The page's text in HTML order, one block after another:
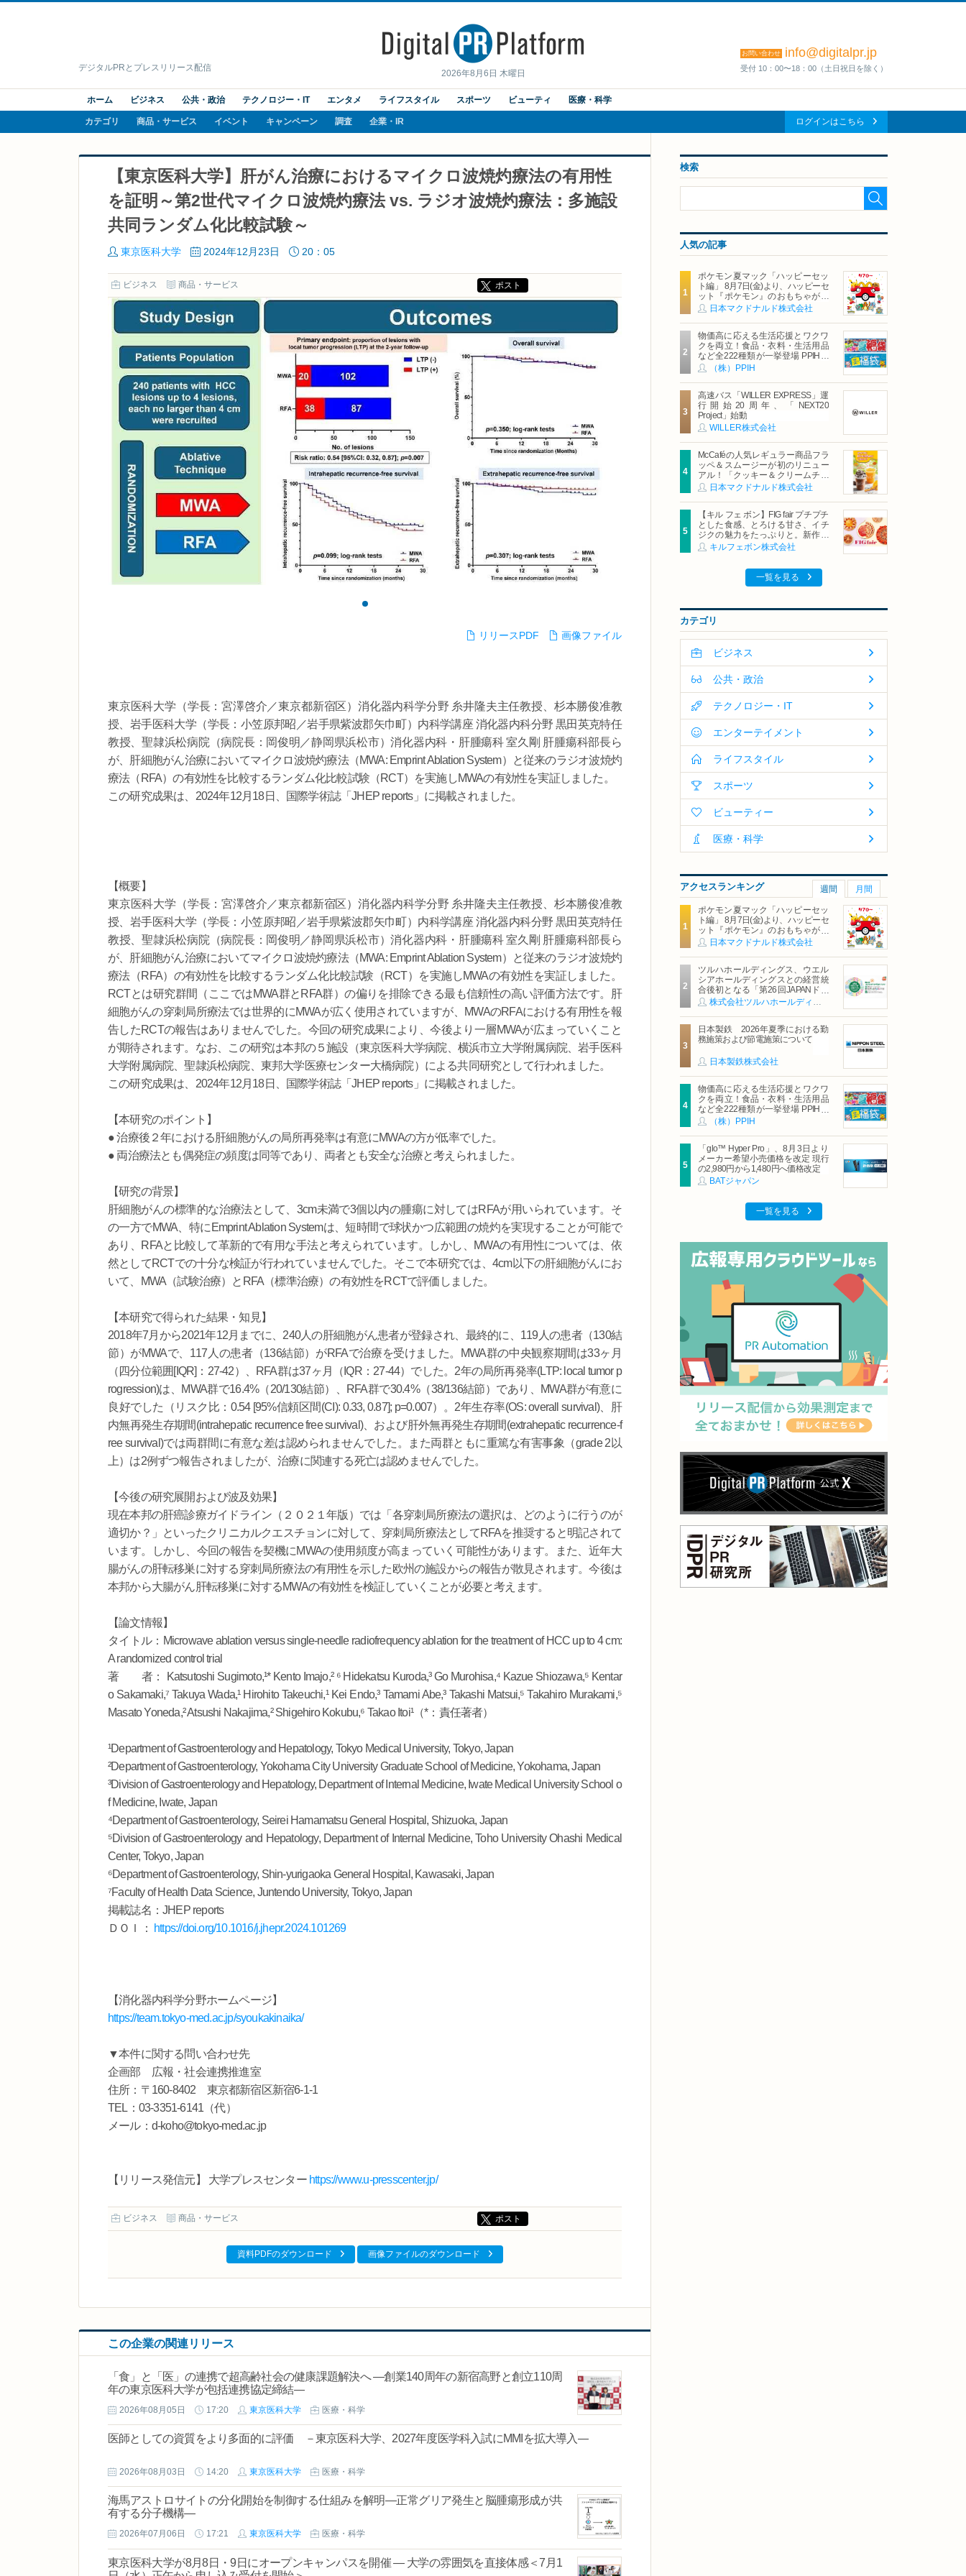
2026年8月6日 木曜日
デジタルPRとプレスリリース配信
お問い合わせ info@digitalpr.jp
受付 10：00〜18：00（土日祝日を除く）
ホーム ビジネス 公共・政治 テクノロジー・IT エンタメ ライフスタイル スポーツ ビューティ 医療・科学
カテゴリ 商品・サービス イベント キャンペーン 調査 企業・IR ログインはこちら
【東京医科大学】肝がん治療におけるマイクロ波焼灼療法の有用性
を証明～第2世代マイクロ波焼灼療法 vs. ラジオ波焼灼療法：多施設
共同ランダム化比較試験～
東京医科大学 2024年12月23日 20：05
ビジネス 商品・サービス ポスト
リリースPDF 画像ファイル
東京医科大学（学長：宮澤啓介／東京都新宿区）消化器内科学分野 糸井隆夫主任教授、杉本勝俊准教
授、岩手医科大学（学長：小笠原邦昭／岩手県紫波郡矢巾町）内科学講座 消化器内科分野 黒田英克特任
教授、聖隷浜松病院（病院長：岡俊明／静岡県浜松市）消化器内科・肝腫瘍科 室久剛 肝腫瘍科部長ら
が、肝細胞がん治療においてマイクロ波焼灼療法（MWA: Emprint Ablation System）と従来のラジオ波焼灼
療法（RFA）の有効性を比較するランダム化比較試験（RCT）を実施しMWAの有効性を実証しました。
この研究成果は、2024年12月18日、国際学術誌「JHEP reports」に掲載されました。
【概要】
東京医科大学（学長：宮澤啓介／東京都新宿区）消化器内科学分野 糸井隆夫主任教授、杉本勝俊准教
授、岩手医科大学（学長：小笠原邦昭／岩手県紫波郡矢巾町）内科学講座 消化器内科分野 黒田英克特任
教授、聖隷浜松病院（病院長：岡俊明／静岡県浜松市）消化器内科・肝腫瘍科 室久剛 肝腫瘍科部長ら
が、肝細胞がん治療においてマイクロ波焼灼療法（MWA: Emprint Ablation System）と従来のラジオ波焼灼
療法（RFA）の有効性を比較するランダム化比較試験（RCT）を実施しMWAの有効性を実証しました。
RCTとは研究群間（ここではMWA群とRFA群）の偏りを排除できる最も信頼性の高い評価方法です。肝
細胞がんの穿刺局所療法では世界的にMWAが広く使用されていますが、MWAのRFAにおける有用性を報
告したRCTの報告はありませんでした。今回の研究成果により、今後より一層MWAが広まっていくこと
が期待されます。なお、この研究は本邦の５施設（東京医科大学病院、横浜市立大学附属病院、岩手医科
大学附属病院、聖隷浜松病院、東邦大学医療センター大橋病院）による共同研究として行われました。
この研究成果は、2024年12月18日、国際学術誌「JHEP reports」に掲載されました。
【本研究のポイント】
● 治療後２年における肝細胞がんの局所再発率は有意にMWAの方が低率でした。
● 両治療法とも偶発症の頻度は同等であり、両者とも安全な治療と考えられました。
【研究の背景】
肝細胞がんの標準的な治療法として、3cm未満で3個以内の腫瘍に対してはRFAが用いられています。そ
の一方でMWA、特にEmprint Ablation Systemは、短時間で球状かつ広範囲の焼灼を実現することが可能で
あり、RFAと比較して革新的で有用な手法と考えられています。しかし、MWAの有用性については、依
然としてRCTでの十分な検証が行われていませんでした。そこで本研究では、4cm以下の肝細胞がんにお
いて、MWA（試験治療）とRFA（標準治療）の有効性をRCTで評価しました。
【本研究で得られた結果・知見】
2018年7月から2021年12月までに、240人の肝細胞がん患者が登録され、最終的に、119人の患者（130結
節）がMWAで、117人の患者（136結節）がRFAで治療を受けました。MWA群の中央観察期間は33ヶ月
（四分位範囲[IQR]：27-42）、RFA群は37ヶ月（IQR：27-44）でした。2年の局所再発率(LTP: local tumor p
rogression)は、MWA群で16.4%（20/130結節）、RFA群で30.4%（38/136結節）であり、MWA群が有意に
良好でした（リスク比：0.54 [95%信頼区間(CI): 0.33, 0.87]; p=0.007）。2年生存率(OS: overall survival)、肝
内無再発生存期間(intrahepatic recurrence free survival)、および肝外無再発生存期間(extrahepatic recurrence-f
ree survival)では両群間に有意な差は認められませんでした。また両群ともに重篤な有害事象（grade 2以
上）は2例ずつ報告されましたが、治療に関連する死亡は認めませんでした。
【今後の研究展開および波及効果】
現在本邦の肝癌診療ガイドライン（２０２１年版）では「各穿刺局所療法の選択は、どのように行うのが
適切か？」といったクリニカルクエスチョンに対して、穿刺局所療法としてRFAを推奨すると明記されて
います。しかし、今回の報告を契機にMWAの使用頻度が高まっていく可能性があります。また、近年大
腸がんの肝転移巣に対する穿刺局所療法の有用性を示した欧州の施設からの報告が散見されます。今後は
本邦から大腸がん肝転移巣に対するMWAの有効性を検証していくことが必要と考えます。
【論文情報】
タイトル：Microwave ablation versus single-needle radiofrequency ablation for the treatment of HCC up to 4 cm:
A randomized control trial
著 者： Katsutoshi Sugimoto,¹* Kento Imajo,² ⁶ Hidekatsu Kuroda,³ Go Murohisa,⁴ Kazue Shiozawa,⁵ Kentar
o Sakamaki,⁷ Takuya Wada,¹ Hirohito Takeuchi,¹ Kei Endo,³ Tamami Abe,³ Takashi Matsui,⁵ Takahiro Murakami,⁵
Masato Yoneda,² Atsushi Nakajima,² Shigehiro Kokubu,⁶ Takao Itoi¹（*：責任著者）
¹Department of Gastroenterology and Hepatology, Tokyo Medical University, Tokyo, Japan
²Department of Gastroenterology, Yokohama City University Graduate School of Medicine, Yokohama, Japan
³Division of Gastroenterology and Hepatology, Department of Internal Medicine, Iwate Medical University School o
f Medicine, Iwate, Japan
⁴Department of Gastroenterology, Seirei Hamamatsu General Hospital, Shizuoka, Japan
⁵Division of Gastroenterology and Hepatology, Department of Internal Medicine, Toho University Ohashi Medical
Center, Tokyo, Japan
⁶Department of Gastroenterology, Shin-yurigaoka General Hospital, Kawasaki, Japan
⁷Faculty of Health Data Science, Juntendo University, Tokyo, Japan
掲載誌名：JHEP reports
ＤＯＩ：
https://doi.org/10.1016/j.jhepr.2024.101269
【消化器内科学分野ホームページ】
https://team.tokyo-med.ac.jp/syoukakinaika/
▼本件に関する問い合わせ先
企画部 広報・社会連携推進室
住所：〒160-8402 東京都新宿区新宿6-1-1
TEL：03-3351-6141（代）
メール：d-koho@tokyo-med.ac.jp
【リリース発信元】 大学プレスセンター https://www.u-presscenter.jp/
ビジネス 商品・サービス ポスト
資料PDFのダウンロード 画像ファイルのダウンロード
この企業の関連リリース
「食」と「医」の連携で超高齢社会の健康課題解決へ ―創業140周年の新宿高野と創立110周
年の東京医科大学が包括連携協定締結―
2026年08月05日 17:20 東京医科大学 医療・科学
医師としての資質をより多面的に評価 －東京医科大学、2027年度医学科入試にMMIを拡大導入―
2026年08月03日 14:20 東京医科大学 医療・科学
海馬アストロサイトの分化開始を制御する仕組みを解明―正常グリア発生と脳腫瘍形成が共
有する分子機構―
2026年07月06日 17:21 東京医科大学 医療・科学
東京医科大学が8月8日・9日にオープンキャンパスを開催 ― 大学の雰囲気を直接体感＜7月1
検索
人気の記事
ポケモン夏マック「ハッピーセッ
ト編」 8月7日(金)より、ハッピーセ
ット『ポケモン』のおもちゃが期
間限定登場
日本マクドナルド株式会社
物価高に応える生活応援とワクワ
クを両立！食品・衣料・生活用品
など全222種類が一挙登場 PPIHグ
ループ「夏福袋」＆セール 8月6日
(木)より順次スタート
（株）PPIH
高速バス「WILLER EXPRESS」運
行開始20周年、「NEXT20
Project」始動
WILLER株式会社
McCaféの人気レギュラー商品フラ
ッペ＆スムージーが初のリニュー
アル！「クッキー＆クリームチョ
コフラッペ」「マンゴースムージ
ー」8月5日（水）から販売開始
日本マクドナルド株式会社
【キル フェ ボン】FIG fair プチプチ
とした食感、とろける甘さ、イチ
ジクの魅力をたっぷりと。新作を
含め、イチジク尽くしの全4種が登
場8月20日（木）スタート
キルフェボン株式会社
一覧を見る
カテゴリ
ビジネス
公共・政治
テクノロジー・IT
エンターテイメント
ライフスタイル
スポーツ
ビューティー
医療・科学
アクセスランキング 週間 月間
ポケモン夏マック「ハッピーセッ
ト編」 8月7日(金)より、ハッピーセ
ット『ポケモン』のおもちゃが期
間限定登場
日本マクドナルド株式会社
ツルハホールディングス、ウエル
シアホールディングスとの経営統
合後初となる「第26回JAPANドラ
ッグストアショー」に出展
株式会社ツルハホールディングス
日本製鉄 2026年夏季における勤
務施策および節電施策について
日本製鉄株式会社
物価高に応える生活応援とワクワ
クを両立！食品・衣料・生活用品
など全222種類が一挙登場 PPIHグ
ループ「夏福袋」＆セール 8月6日
（株）PPIH
「glo™ Hyper Pro」、8月3日より
メーカー希望小売価格を改定 現行
の2,980円から1,480円へ価格改定
BATジャパン
一覧を見る